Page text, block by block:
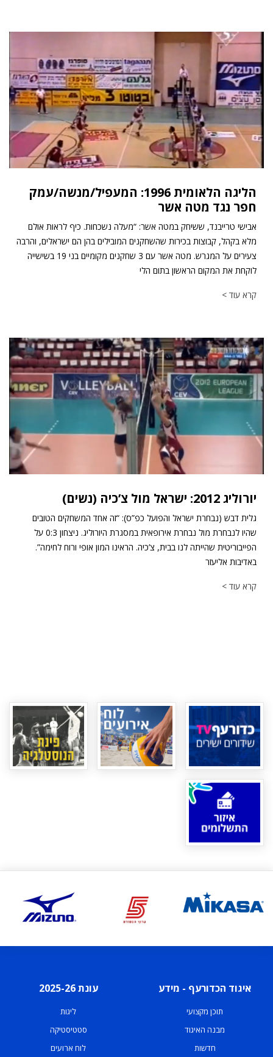
הליגה הלאומית 1996: המעפיל/מנשה/עמק
חפר נגד מטה אשר
אבישי טרייבנד, ששיחק במטה אשר: “מעלה נשכחות. כיף לראות אולם
מלא בקהל, קבוצות בכירות שהשחקנים המובילים בהן הם ישראלים, והרבה
צעירים על המגרש. מטה אשר עם 3 שחקנים מקומיים בני 19 בשישייה
לוקחת את המקום הראשון בתום הלי
קרא עוד >
יורוליג 2012: ישראל מול צ’כיה (נשים)
גלית דבש (נבחרת ישראל והפועל כפ”ס): “זה אחד המשחקים הטובים
שהיו לנבחרת מול נבחרת אירופאית במסגרת היורוליג. ניצחון 0:3 על
הפייבוריטית שהייתה לנו בבית, צ’כיה. הראינו המון אופי ורוח לחימה”.
באדיבות אליעזר
קרא עוד >
איגוד הכדורעף - מידע
תוכן מקצועי
מבנה האיגוד
חדשות
עונת 2025-26
ליגות
סטטיסטיקה
לוח ארועים